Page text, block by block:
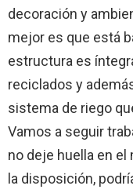
decoración y
mejor es que está
estructura es
reciclados y
sistema de riego
Vamos a seguir
no deje huella en
la disposición,